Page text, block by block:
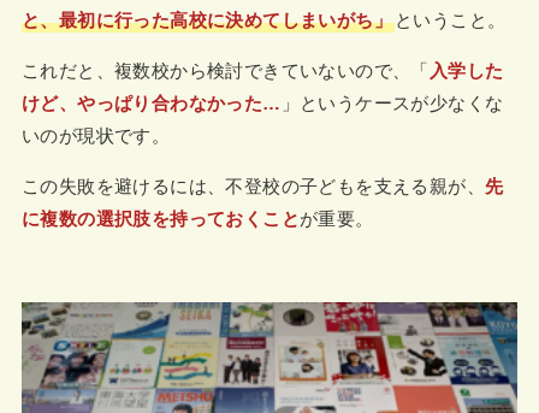
と、最初に行った高校に決めてしまいがち」ということ。
これだと、複数校から検討できていないので、「 入学した
けど、やっぱり合わなかった… 」というケースが少なくな
いのが現状です。
この失敗を避けるには、不登校の子どもを支える親が、 先
に複数の選択肢を持っておくことが重要。